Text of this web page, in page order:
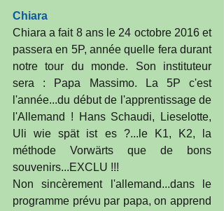
Chiara
Chiara a fait 8 ans le 24 octobre 2016 et
passera en 5P, année quelle fera durant
notre tour du monde. Son instituteur
sera : Papa Massimo. La 5P c'est
l'année...du début de l'apprentissage de
l'Allemand ! Hans Schaudi, Lieselotte,
Uli wie spät ist es ?...le K1, K2, la
méthode Vorwärts que de bons
souvenirs...EXCLU !!!
Non sincèrement l'allemand...dans le
programme prévu par papa, on apprend